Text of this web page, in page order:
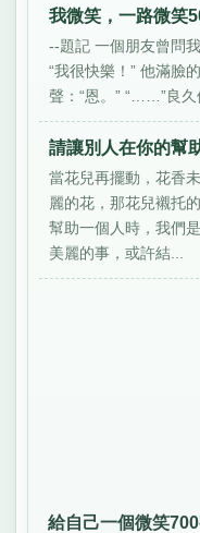
我微笑，一路微笑
--題記 一個朋友曾問
“我很快樂！” 他滿臉
聲：“恩。” “……”良
請讓別人在你的幫
當花兒再擺動，花香
麗的花，那花兒襯托
幫助一個人時，我們
美麗的事，或許結...
給自己一個微笑